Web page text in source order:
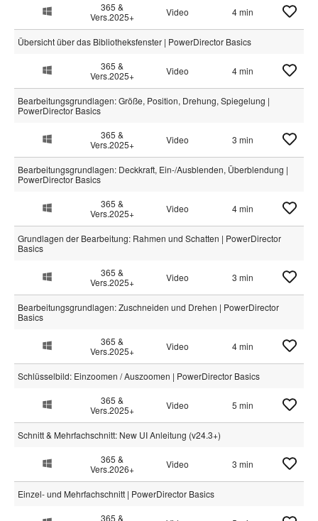
365 &
Vers.2025+
Video 4 min
Übersicht über das Bibliotheksfenster | PowerDirector Basics
365 &
Vers.2025+
Video 4 min
Bearbeitungsgrundlagen: Größe, Position, Drehung, Spiegelung |
PowerDirector Basics
365 &
Vers.2025+
Video 3 min
Bearbeitungsgrundlagen: Deckkraft, Ein-/Ausblenden, Überblendung |
PowerDirector Basics
365 &
Vers.2025+
Video 4 min
Grundlagen der Bearbeitung: Rahmen und Schatten | PowerDirector
Basics
365 &
Vers.2025+
Video 3 min
Bearbeitungsgrundlagen: Zuschneiden und Drehen | PowerDirector
Basics
365 &
Vers.2025+
Video 4 min
Schlüsselbild: Einzoomen / Auszoomen | PowerDirector Basics
365 &
Vers.2025+
Video 5 min
Schnitt & Mehrfachschnitt: New UI Anleitung (v24.3+)
365 &
Vers.2026+
Video 3 min
Einzel- und Mehrfachschnitt | PowerDirector Basics
365 &